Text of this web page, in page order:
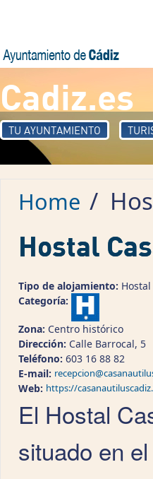
Cadiz.es
TU AYUNTAMIENTO
Home /
Hostal
Tipo de alojamiento: Hostal
Categoría:
Zona: Centro histórico
Dirección: Calle Barrocal, 5
Teléfono: 603 16 88 82
E-mail:
Web: https://
El Hostal
situado en